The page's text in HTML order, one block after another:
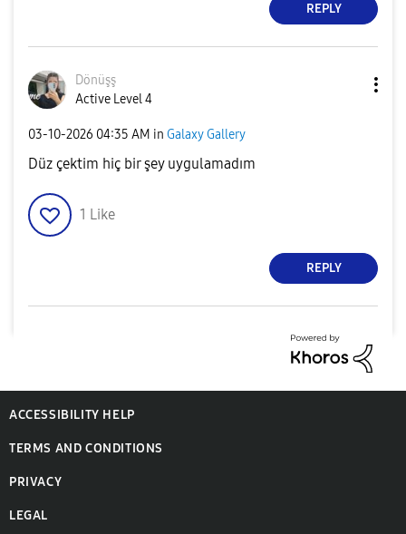
REPLY
Dönüşş
Active Level 4
‎03-10-2026 04:35 AM in Galaxy Gallery
Düz çektim hiç bir şey uygulamadım
1 Like
REPLY
ACCESSIBILITY HELP
TERMS AND CONDITIONS
PRIVACY
LEGAL